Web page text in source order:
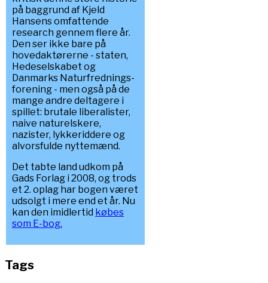
på baggrund af Kjeld
Hansens omfattende
research gennem flere år.
Den ser ikke bare på
hovedaktørerne - staten,
Hedeselskabet og
Danmarks Naturfrednings-
forening - men også på de
mange andre deltagere i
spillet: brutale liberalister,
naive naturelskere,
nazister, lykkeriddere og
alvorsfulde nyttemænd.
Det tabte land udkom på
Gads Forlag i 2008, og trods
et 2. oplag har bogen været
udsolgt i mere end et år. Nu
kan den imidlertid købes
som E-bog.
Tags